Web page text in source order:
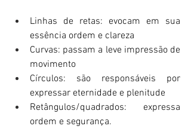
Linhas de retas: evocam em sua
essência ordem e clareza
Curvas: passam a leve impressão de
movimento
Círculos: são responsáveis por
expressar eternidade e plenitude
Retângulos/quadrados: expressa
ordem e segurança.